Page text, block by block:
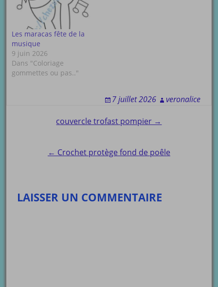
Les maracas fête de la
musique
9 juin 2026
Dans "Coloriage
gommettes ou pas.."
7 juillet 2026 veronalice
navigation
couvercle trofast pompier →
← Crochet protège fond de poêle
LAISSER UN COMMENTAIRE